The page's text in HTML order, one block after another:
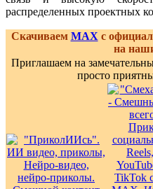
распределенных проектных
Скачиваем MAXс
на
Приглашаем на
просто